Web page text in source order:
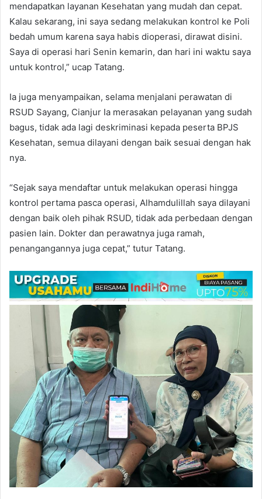
mendapatkan layanan Kesehatan yang mudah dan cepat.
Kalau sekarang, ini saya sedang melakukan kontrol ke Poli
bedah umum karena saya habis dioperasi, dirawat disini.
Saya di operasi hari Senin kemarin, dan hari ini waktu saya
untuk kontrol,” ucap Tatang.
Ia juga menyampaikan, selama menjalani perawatan di
RSUD Sayang, Cianjur Ia merasakan pelayanan yang sudah
bagus, tidak ada lagi deskriminasi kepada peserta BPJS
Kesehatan, semua dilayani dengan baik sesuai dengan hak
nya.
“Sejak saya mendaftar untuk melakukan operasi hingga
kontrol pertama pasca operasi, Alhamdulillah saya dilayani
dengan baik oleh pihak RSUD, tidak ada perbedaan dengan
pasien lain. Dokter dan perawatnya juga ramah,
penangangannya juga cepat,” tutur Tatang.